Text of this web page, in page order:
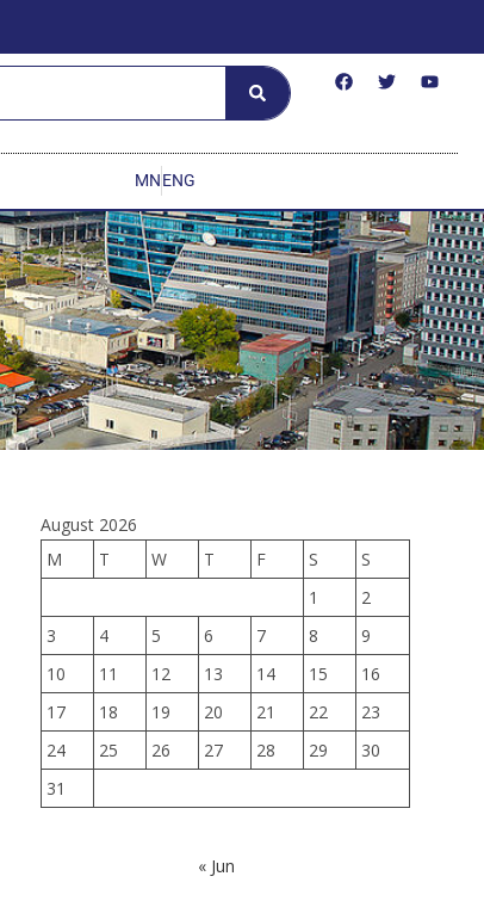
MNENG
August 2026
M
T W T F S
S
1
2
3
4 5 6 7 8
9
10
11 12 13 14 15
16
17
18 19 20 21 22
23
24
25 26 27 28 29
30
31
« Jun